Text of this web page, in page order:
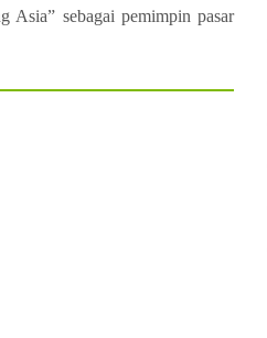
Asia” sebagai pemimpin pasar